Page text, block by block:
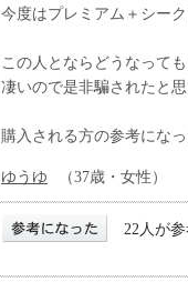
今度はプレミアム＋シー
この人とならどうなって
凄いので是非騙されたと
購入される方の参考になっ
ゆうゆ （37歳・女性）
22人が